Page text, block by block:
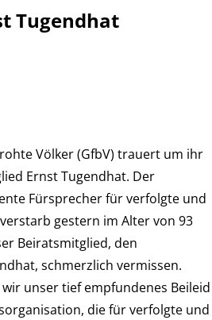
Tugendhat
Völker (GfbV) trauert um ihr
Ernst Tugendhat. Der
Fürsprecher für verfolgte und
gestern im Alter von 93
Beiratsmitglied, den
schmerzlich vermissen.
unser tief empfundenes Beileid
die für verfolgte und